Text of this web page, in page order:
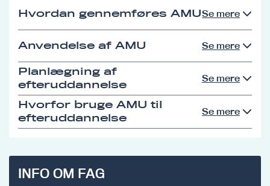
Hvordan gennemføres AMUSe mere
Anvendelse af AMU Se mere
Planlægning af
efteruddannelse
Se mere
Hvorfor bruge AMU til
efteruddannelse
Se mere
INFO OM FAG